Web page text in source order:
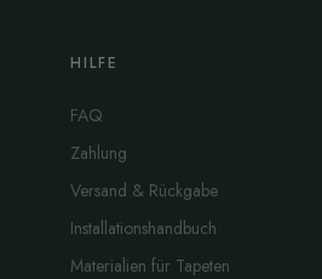
HILFE
FAQ
Zahlung
Versand & Rückgabe
Installationshandbuch
Materialien für Tapeten